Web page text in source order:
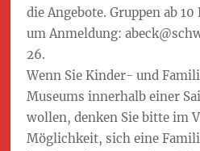
die Angebote. Gruppen ab
um Anmeldung:
26.
Wenn Sie Kinder- und
Museums innerhalb einer
wollen, denken Sie bitte im
Möglichkeit, sich eine